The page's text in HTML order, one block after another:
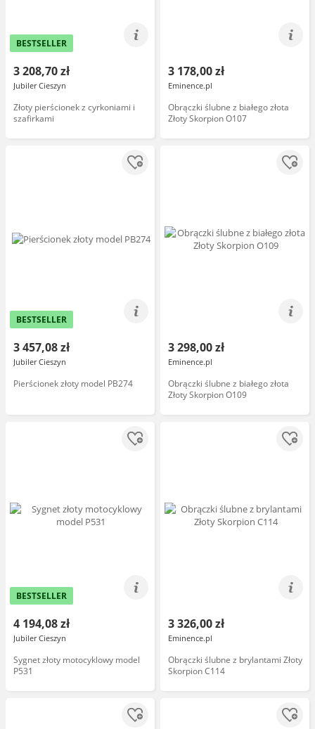
BESTSELLER
3 208,70 zł
Jubiler Cieszyn
Złoty pierścionek z cyrkoniami i
szafirkami
3 178,00 zł
Eminence.pl
Obrączki ślubne z białego złota
Złoty Skorpion O107
BESTSELLER
3 457,08 zł
Jubiler Cieszyn
Pierścionek złoty model PB274
3 298,00 zł
Eminence.pl
Obrączki ślubne z białego złota
Złoty Skorpion O109
BESTSELLER
4 194,08 zł
Jubiler Cieszyn
Sygnet złoty motocyklowy model
P531
3 326,00 zł
Eminence.pl
Obrączki ślubne z brylantami Złoty
Skorpion C114